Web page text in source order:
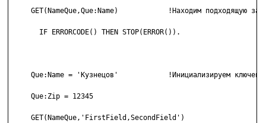
GET(NameQue,Que:Name)            !Находим подходящую
       IF ERRORCODE() THEN STOP(ERROR()).
Que:Name = 'Кузнецов'            !Инициализируем
     Que:Zip = 12345
     GET(NameQue,'FirstField,SecondField')